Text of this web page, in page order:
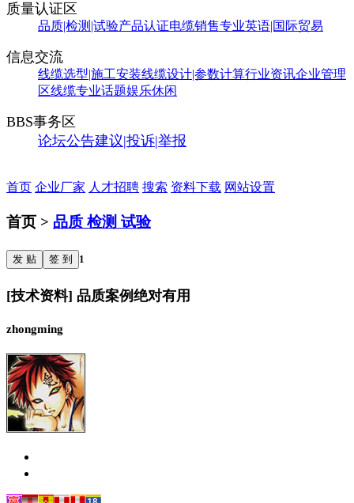
质量认证区
品质|检测|试验产品认证电缆销售专业英语|国际贸易
信息交流
线缆选型|施工安装线缆设计|参数计算行业资讯企业管理
区线缆专业话题娱乐休闲
BBS事务区
论坛公告建议|投诉|举报
首页 企业厂家 人才招聘 搜索 资料下载 网站设置
首页 > 品质 检测 试验
发 贴 签 到 1
[技术资料] 品质案例绝对有用
zhongming